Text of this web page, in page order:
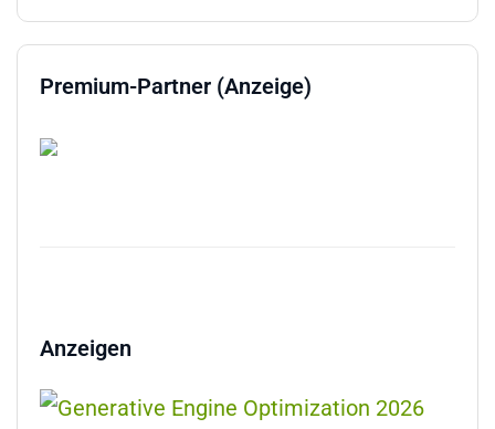
Premium-Partner (Anzeige)
Anzeigen